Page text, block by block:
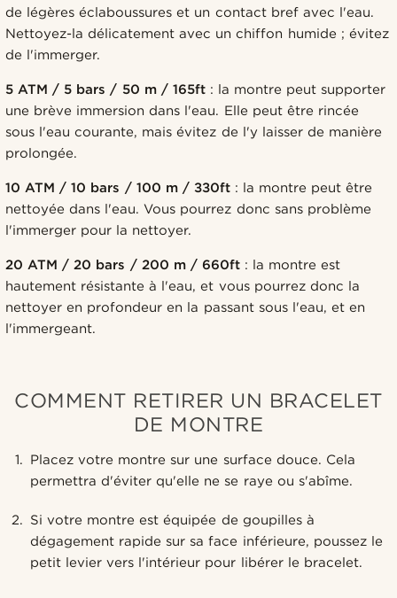
de légères éclaboussures et un contact bref avec l'eau.
Nettoyez-la délicatement avec un chiffon humide ; évitez
de l'immerger.
5 ATM / 5 bars / 50 m / 165ft: la montre peut supporter
une brève immersion dans l'eau. Elle peut être rincée
sous l'eau courante, mais évitez de l'y laisser de manière
prolongée.
10 ATM / 10 bars / 100 m / 330ft: la montre peut être
nettoyée dans l'eau. Vous pourrez donc sans problème
l'immerger pour la nettoyer.
20 ATM / 20 bars / 200 m / 660ft: la montre est
hautement résistante à l'eau, et vous pourrez donc la
nettoyer en profondeur en la passant sous l'eau, et en
l'immergeant.
COMMENT RETIRER UN BRACELET
DE MONTRE
Placez votre montre sur une surface douce. Cela
permettra d'éviter qu'elle ne se raye ou s'abîme.
Si votre montre est équipée de goupilles à
dégagement rapide sur sa face inférieure, poussez le
petit levier vers l'intérieur pour libérer le bracelet.